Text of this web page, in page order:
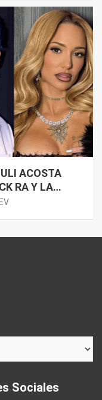
ACOSTA
RA Y LA
Sociales